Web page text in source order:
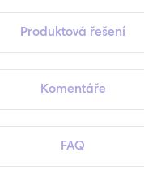
Produktová řešení
Komentáře
FAQ